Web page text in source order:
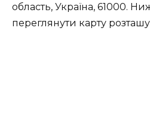
область, Україна, 61000.
переглянути карту